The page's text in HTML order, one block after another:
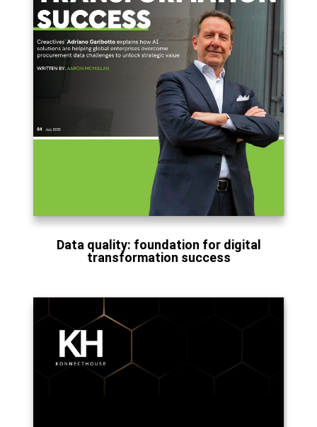
Data quality: foundation for digital
transformation success